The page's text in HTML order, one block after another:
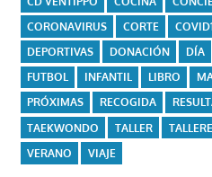
CORONAVIRUS
CORTE
DEPORTIVAS
DONACIÓN DÍA
FUTBOL
INFANTIL LIBRO
PRÓXIMAS
RECOGIDA
TAEKWONDO
TALLER
VERANO
VIAJE